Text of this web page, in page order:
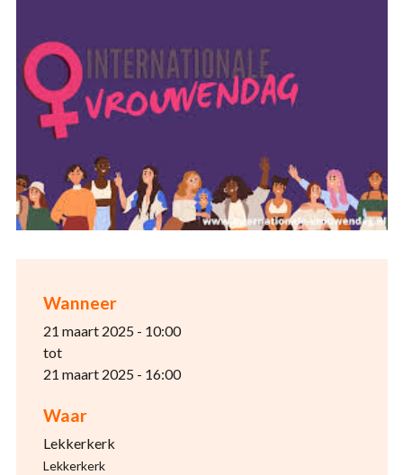
Wanneer
21 maart 2025 - 10:00
tot
21 maart 2025 - 16:00
Waar
Lekkerkerk
Lekkerkerk